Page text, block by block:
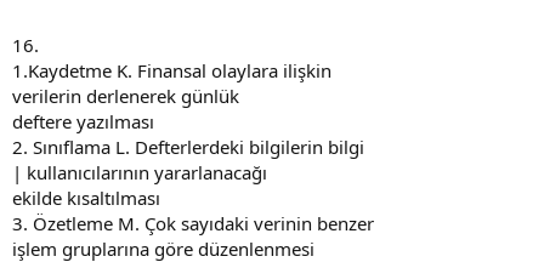
16.
1.Kaydetme K. Finansal olaylara ilişkin
verilerin derlenerek günlük
deftere yazılması
2. Sınıflama L. Defterlerdeki bilgilerin bilgi
| kullanıcılarının yararlanacağı
ekilde kısaltılması
3. Özetleme M. Çok sayıdaki verinin benzer
işlem gruplarına göre düzenlenmesi